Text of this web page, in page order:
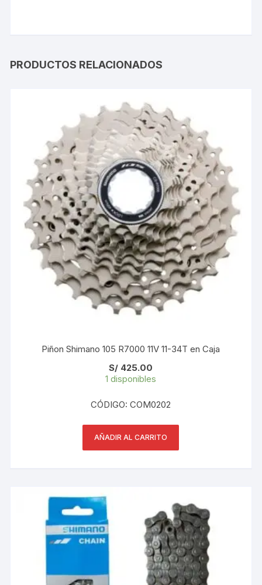
PRODUCTOS RELACIONADOS
Piñon Shimano 105 R7000 11V 11-34T en Caja
S/ 425.00
1 disponibles
CÓDIGO: COM0202
AÑADIR AL CARRITO